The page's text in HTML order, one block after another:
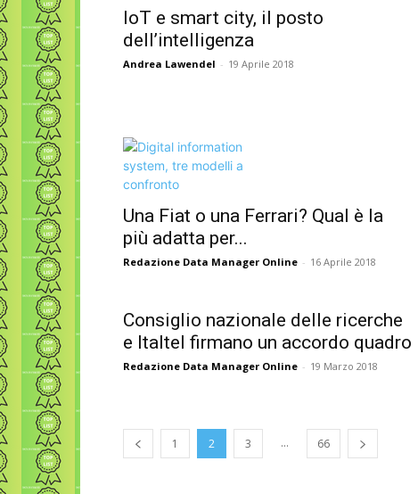
IoT e smart city, il posto
dell’intelligenza
Andrea Lawendel - 19 Aprile 2018
Una Fiat o una Ferrari? Qual è la
più adatta per...
Redazione Data Manager Online - 16 Aprile 2018
Consiglio nazionale delle ricerche
e Italtel firmano un accordo quadro
Redazione Data Manager Online - 19 Marzo 2018
1 2 3 ... 66